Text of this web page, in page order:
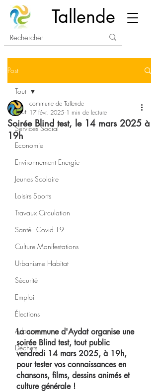
Tallende
Post
Tout
Services Social
Economie
Environnement Energie
Jeunes Scolaire
Loisirs Sports
Travaux Circulation
Santé - Covid-19
Culture Manifestations
Urbanisme Habitat
Sécurité
Emploi
Élections
A la une
Déchets
Tout
Soirée Blind test, le 14 mars 2025 à
19h
commune de Tallende
17 févr. 2025 1 min de lecture
La commune d'Aydat organise une
soirée Blind test, tout public
vendredi 14 mars 2025, à 19h,
pour tester vos connaissances en
chansons, films, dessins animés et
culture générale !